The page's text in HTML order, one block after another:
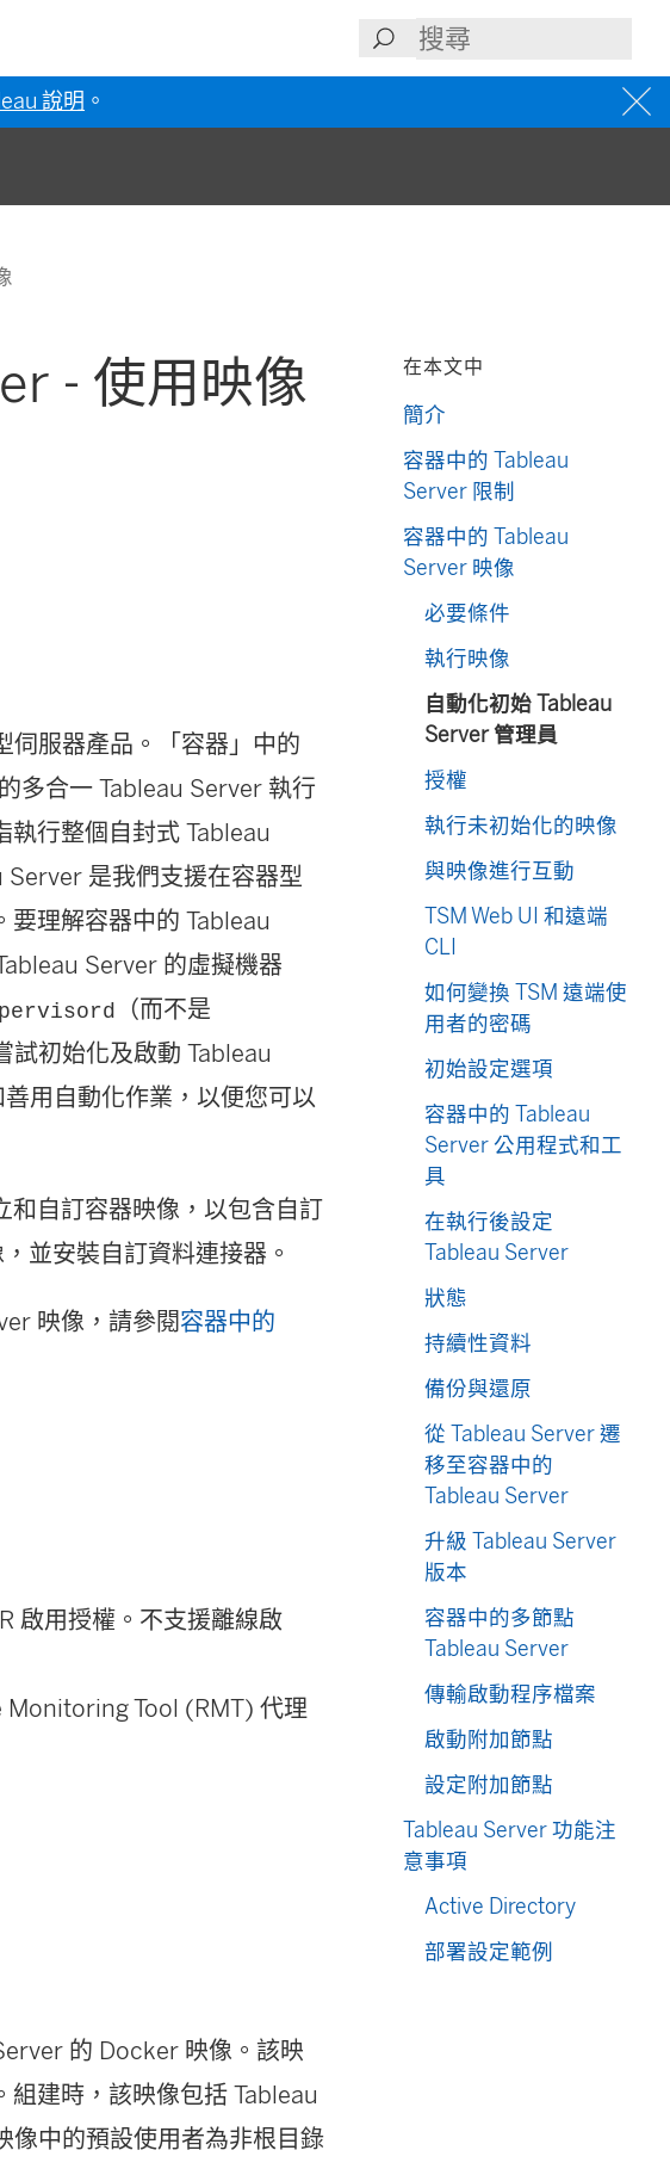
說明 。
- 使用映像
伺服器產品。「容器」中的
多合一 Tableau Server 執行
行整個自封式 Tableau
是我們支援在容器型
理解容器中的 Tableau
Server 的虛擬機器
（而不是
試初始化及啟動 Tableau
用自動化作業，以便您可以
和自訂容器映像，以包含自訂
並安裝自訂資料連接器。
映像，請參閱容器中的
啟用授權。不支援離線啟
Monitoring Tool (RMT) 代理
的 Docker 映像。該映
建時，該映像包括 Tableau
像中的預設使用者為非根目錄
在本文中
簡介
容器中的 Tableau
Server 限制
容器中的 Tableau
Server 映像
必要條件
執行映像
自動化初始 Tableau
Server 管理員
授權
執行未初始化的映像
與映像進行互動
TSM Web UI 和遠端
CLI
如何變換 TSM 遠端使
用者的密碼
初始設定選項
容器中的 Tableau
Server 公用程式和工
具
在執行後設定
Tableau Server
狀態
持續性資料
備份與還原
從 Tableau Server 遷
移至容器中的
Tableau Server
升級 Tableau Server
版本
容器中的多節點
Tableau Server
傳輸啟動程序檔案
啟動附加節點
設定附加節點
Tableau Server 功能注
意事項
Active Directory
部署設定範例